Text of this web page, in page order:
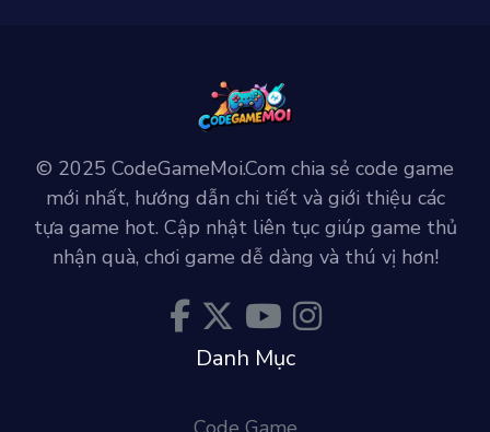
© 2025 CodeGameMoi.Com chia sẻ code game
mới nhất, hướng dẫn chi tiết và giới thiệu các
tựa game hot. Cập nhật liên tục giúp game thủ
nhận quà, chơi game dễ dàng và thú vị hơn!
Danh Mục